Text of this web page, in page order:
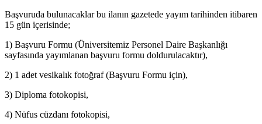
Başvuruda bulunacaklar bu ilanın gazetede yayım tarihinden itibaren
15 gün içerisinde;
1) Başvuru Formu (Üniversitemiz Personel Daire Başkanlığı
sayfasında yayımlanan başvuru formu doldurulacaktır),
2) 1 adet vesikalık fotoğraf (Başvuru Formu için),
3) Diploma fotokopisi,
4) Nüfus cüzdanı fotokopisi,